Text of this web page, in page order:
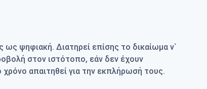
ως ψηφιακή. Διατηρεί επίσης το δικαίωμα ν`
στον ιστότοπο, εάν δεν έχουν
χρόνο απαιτηθεί για την εκπλήρωσή τους.